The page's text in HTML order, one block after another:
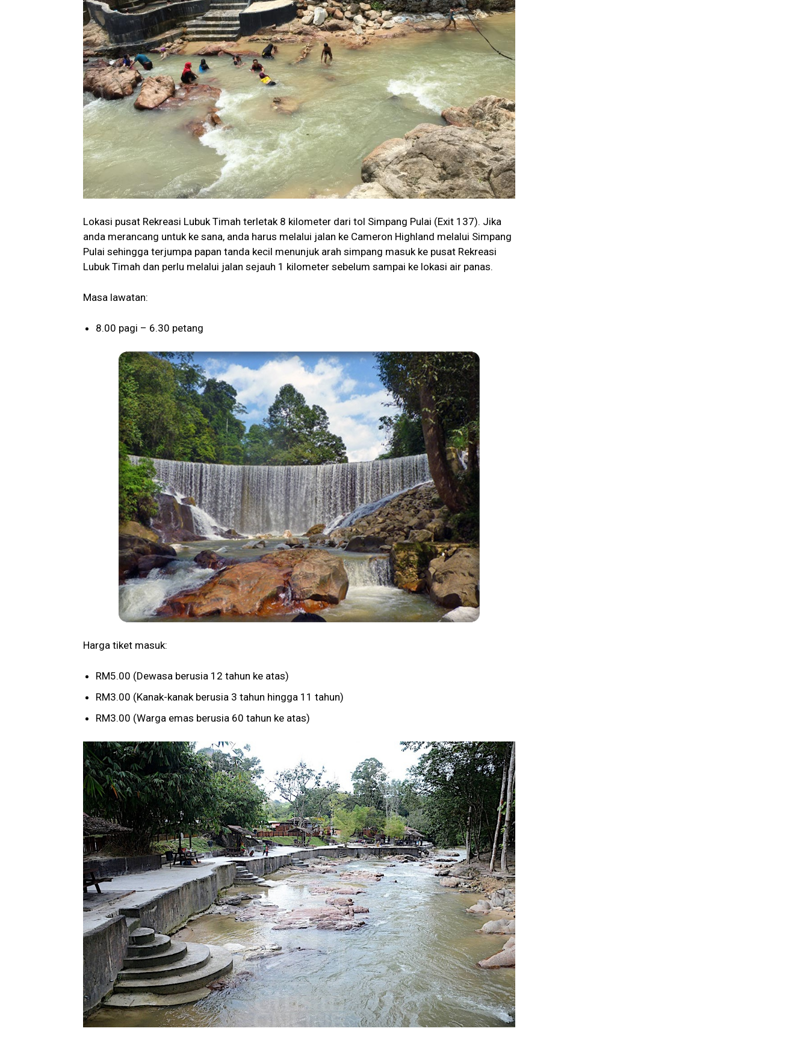
Lokasi pusat Rekreasi Lubuk Timah terletak 8 kilometer dari tol Simpang Pulai (Exit 137). Jika
anda merancang untuk ke sana, anda harus melalui jalan ke Cameron Highland melalui Simpang
Pulai sehingga terjumpa papan tanda kecil menunjuk arah simpang masuk ke pusat Rekreasi
Lubuk Timah dan perlu melalui jalan sejauh 1 kilometer sebelum sampai ke lokasi air panas.
Masa lawatan:
8.00 pagi – 6.30 petang
Harga tiket masuk:
RM5.00 (Dewasa berusia 12 tahun ke atas)
RM3.00 (Kanak-kanak berusia 3 tahun hingga 11 tahun)
RM3.00 (Warga emas berusia 60 tahun ke atas)